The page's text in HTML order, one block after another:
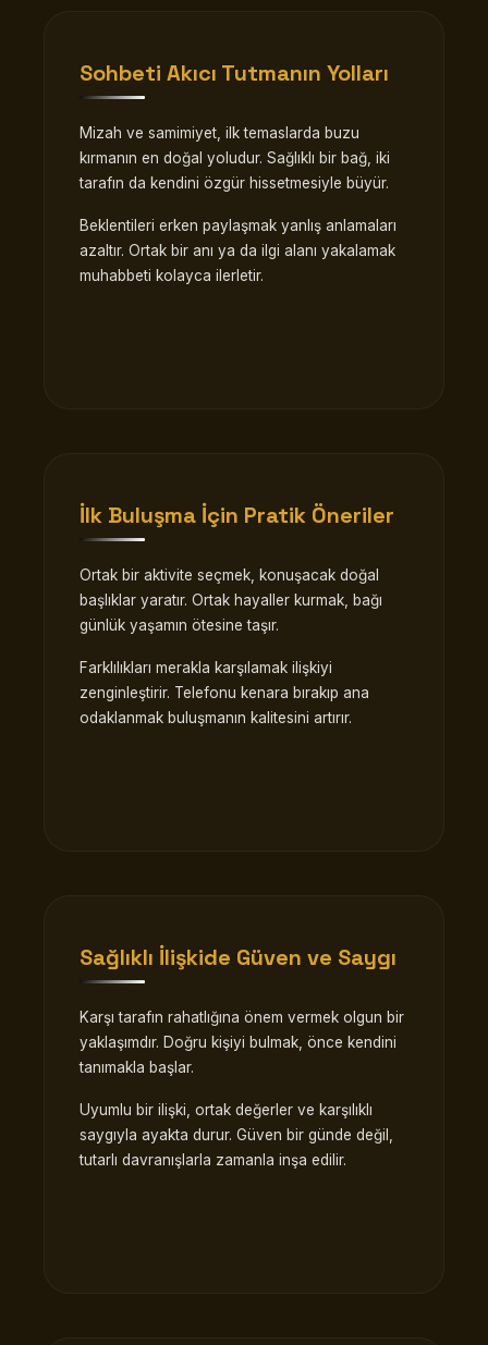
Sohbeti Akıcı Tutmanın Yolları
Mizah ve samimiyet, ilk temaslarda buzu
kırmanın en doğal yoludur. Sağlıklı bir bağ, iki
tarafın da kendini özgür hissetmesiyle büyür.
Beklentileri erken paylaşmak yanlış anlamaları
azaltır. Ortak bir anı ya da ilgi alanı yakalamak
muhabbeti kolayca ilerletir.
İlk Buluşma İçin Pratik Öneriler
Ortak bir aktivite seçmek, konuşacak doğal
başlıklar yaratır. Ortak hayaller kurmak, bağı
günlük yaşamın ötesine taşır.
Farklılıkları merakla karşılamak ilişkiyi
zenginleştirir. Telefonu kenara bırakıp ana
odaklanmak buluşmanın kalitesini artırır.
Sağlıklı İlişkide Güven ve Saygı
Karşı tarafın rahatlığına önem vermek olgun bir
yaklaşımdır. Doğru kişiyi bulmak, önce kendini
tanımakla başlar.
Uyumlu bir ilişki, ortak değerler ve karşılıklı
saygıyla ayakta durur. Güven bir günde değil,
tutarlı davranışlarla zamanla inşa edilir.